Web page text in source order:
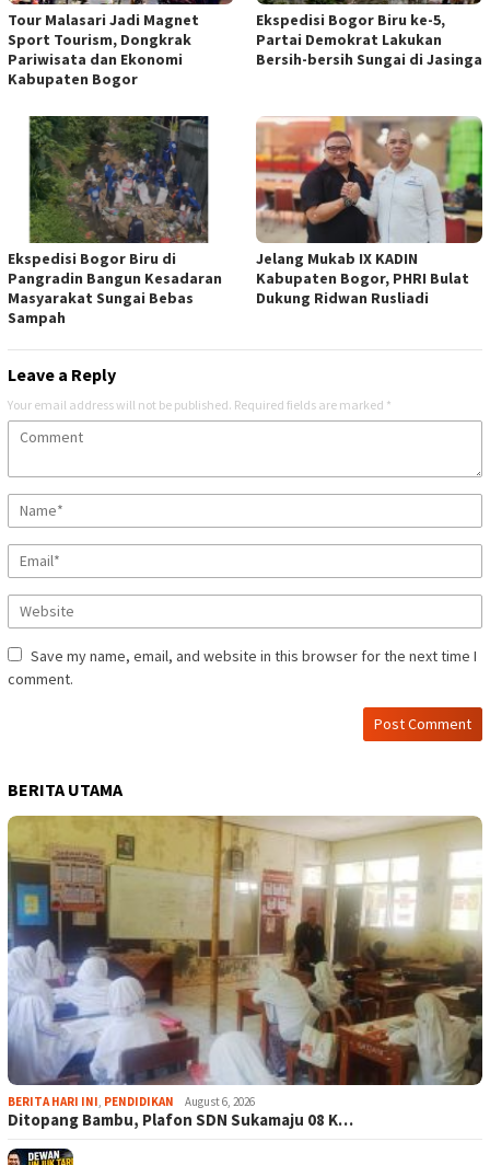
Tour Malasari Jadi Magnet
Sport Tourism, Dongkrak
Pariwisata dan Ekonomi
Kabupaten Bogor
Ekspedisi Bogor Biru ke-5,
Partai Demokrat Lakukan
Bersih-bersih Sungai di Jasinga
Ekspedisi Bogor Biru di
Pangradin Bangun Kesadaran
Masyarakat Sungai Bebas
Sampah
Jelang Mukab IX KADIN
Kabupaten Bogor, PHRI Bulat
Dukung Ridwan Rusliadi
Leave a Reply
Your email address will not be published. Required fields are marked *
Save my name, email, and website in this browser for the next time I
comment.
BERITA UTAMA
BERITA HARI INI, PENDIDIKAN August 6, 2026
Ditopang Bambu, Plafon SDN Sukamaju 08 K…